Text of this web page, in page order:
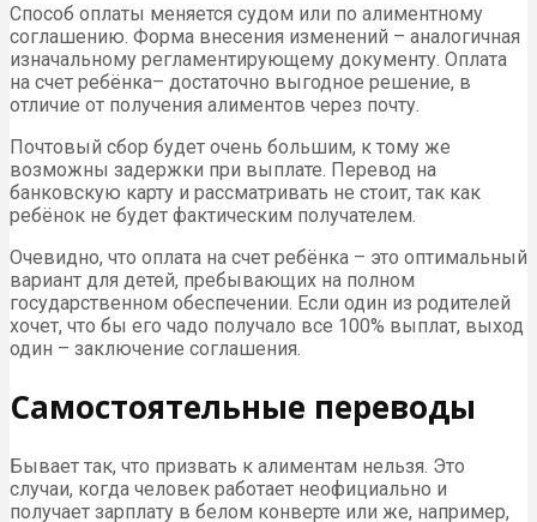
Способ оплаты меняется судом или по алиментному
соглашению. Форма внесения изменений – аналогичная
изначальному регламентирующему документу. Оплата
на счет ребёнка– достаточно выгодное решение, в
отличие от получения алиментов через почту.
Почтовый сбор будет очень большим, к тому же
возможны задержки при выплате. Перевод на
банковскую карту и рассматривать не стоит, так как
ребёнок не будет фактическим получателем.
Очевидно, что оплата на счет ребёнка – это оптимальный
вариант для детей, пребывающих на полном
государственном обеспечении. Если один из родителей
хочет, что бы его чадо получало все 100% выплат, выход
один – заключение соглашения.
Самостоятельные переводы
Бывает так, что призвать к алиментам нельзя. Это
случаи, когда человек работает неофициально и
получает зарплату в белом конверте или же, например,